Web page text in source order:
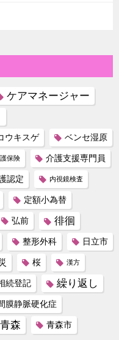
ケアマネージャー
ウキスゲ ベンセ湿原
保険 介護支援専門員
認定 内視鏡検査
定額小為替
弘前
徘徊
整形外科 日立市
桜 漢方
続登記 繰り返し
膜静脈硬化症
青森 青森市